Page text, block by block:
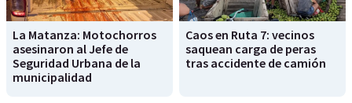
La Matanza: Motochorros
asesinaron al Jefe de
Seguridad Urbana de la
municipalidad
Caos en Ruta 7: vecinos
saquean carga de peras
tras accidente de camión